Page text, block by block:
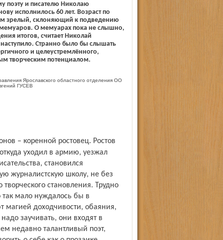
поэту и писателю Николаю
исполнилось 60 лет. Возраст по
зрелый, склоняющий к подведению
О мемуарах пока не слышно,
итогов, считает Николай
Странно было бы слышать
и целеустремлённого,
творческим потенциалом.
Ярославского областного отделения ОО
ГУСЕВ
уходил в армию, уезжал
становился
журналистскую школу, не без
становления. Трудно
так мало нуждалось бы в
магией доходчивости, обаяния,
заучивать, они входят в
недавно талантливый поэт,